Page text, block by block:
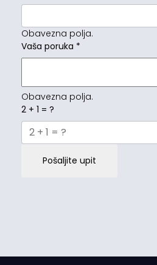
Obavezna polja.
Vaša poruka *
Obavezna polja.
2 + 1 = ?
Pošaljite upit